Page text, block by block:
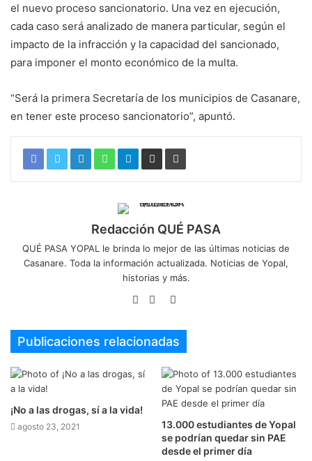
el nuevo proceso sancionatorio. Una vez en ejecución,
cada caso será analizado de manera particular, según el
impacto de la infracción y la capacidad del sancionado,
para imponer el monto económico de la multa.
“Será la primera Secretaría de los municipios de Casanare,
en tener este proceso sancionatorio”, apuntó.
Redacción QUÉ PASA
QUÉ PASA YOPAL le brinda lo mejor de las últimas noticias de
Casanare. Toda la información actualizada. Noticias de Yopal,
historias y más.
Sitio Facebook
Twitter
Publicaciones relacionadas
¡No a las drogas, sí a la vida!
agosto 23, 2021
13.000 estudiantes de Yopal
se podrían quedar sin PAE
desde el primer día